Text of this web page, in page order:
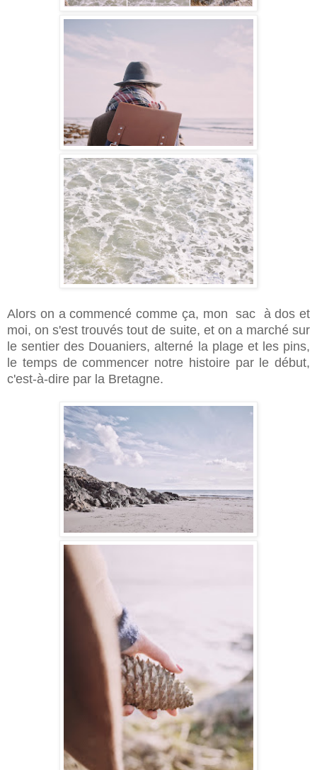
Alors on a commencé comme ça, mon sac à dos et
moi, on s'est trouvés tout de suite, et on a marché sur
le sentier des Douaniers, alterné la plage et les pins,
le temps de commencer notre histoire par le début,
c'est-à-dire par la Bretagne.